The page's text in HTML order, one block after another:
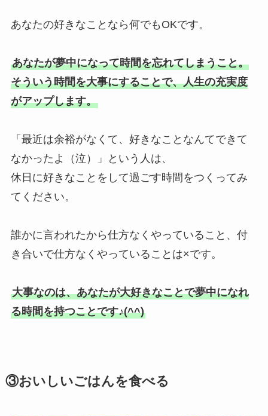
あなたの好きなことなら何でもOKです。
あなたが夢中になって時間を忘れてしまうこと。
そういう時間を大事にすることで、人生の充実度
がアップします。
「最近は余裕がなくて、好きなことなんてできて
なかったよ（泣）」という人は、
休日に好きなことをして過ごす時間をつくってみ
てください。
誰かに言われたから仕方なくやっていること、付
き合いで仕方なくやっていることは×です。
大事なのは、あなたが大好きなことで夢中になれ
る時間を持つことです♪(^^)
③おいしいごはんを食べる